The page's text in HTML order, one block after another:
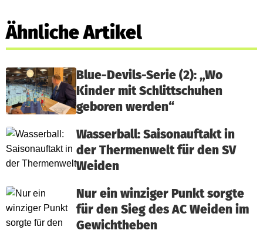
Ähnliche Artikel
Blue-Devils-Serie (2): „Wo
Kinder mit Schlittschuhen
geboren werden“
Wasserball: Saisonauftakt in
der Thermenwelt für den SV
Weiden
Nur ein winziger Punkt sorgte
für den Sieg des AC Weiden im
Gewichtheben